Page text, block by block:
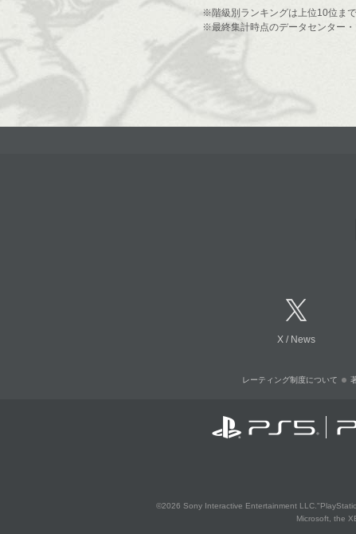
※階級別ランキングは上位10位まで
※最終集計時点のデータセンター・
X / News
レーティング制度について
©2026 Sony Interactive Entertainment
Microsoft, the